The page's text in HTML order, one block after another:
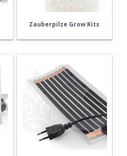
Zauberpilze Grow Kits